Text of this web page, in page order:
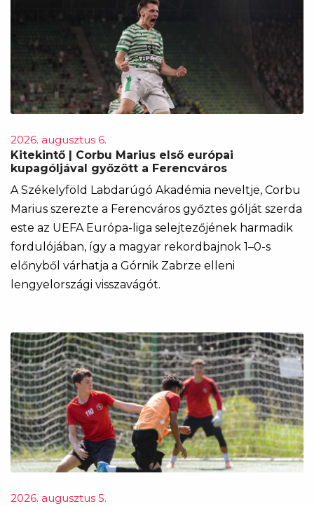
2026. augusztus 6.
Kitekintő | Corbu Marius első európai
kupagóljával győzött a Ferencváros
A Székelyföld Labdarúgó Akadémia neveltje, Corbu
Marius szerezte a Ferencváros győztes gólját szerda
este az UEFA Európa-liga selejtezőjének harmadik
fordulójában, így a magyar rekordbajnok 1–0-s
előnyből várhatja a Górnik Zabrze elleni
lengyelországi visszavágót.
2026. augusztus 5.